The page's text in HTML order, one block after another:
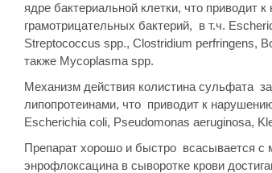
ядре бактериальной клетки, что приводит
грамотрицательных бактерий, в т.ч.
Streptococcus spp., Clostridium perfringens,
также Mycoplasma spp.
Механизм действия колистина сульфата
липопротеинами, что приводит к
Escherichia coli, Pseudomonas aeruginosa,
Препарат хорошо и быстро всасывается с
энрофлоксацина в сыворотке крови